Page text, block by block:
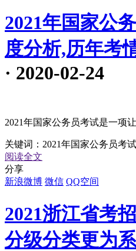
2021年国家公
度分析,历年考
· 2020-02-24
2021年国家公务员考试是一项
关键词： 2021年国家公务员考
阅读全文
分享
新浪微博 微信 QQ空间
2021浙江省考
分级分类更为